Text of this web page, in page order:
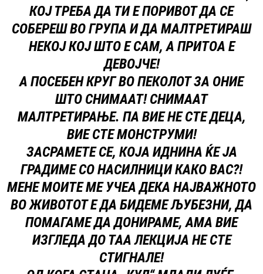
КОЈ ТРЕБА ДА ТИ Е ПОРИВОТ ДА СЕ
СОБЕРЕШ ВО ГРУПА И ДА МАЛТРЕТИРАШ
НЕКОЈ КОЈ ШТО Е САМ, А ПРИТОА Е
ДЕВОЈЧЕ!
А ПОСЕБЕН КРУГ ВО ПЕКОЛОТ ЗА ОНИЕ
ШТО СНИМААТ! СНИМААТ
МАЛТРЕТИРАЊЕ. ПА ВИЕ НЕ СТЕ ДЕЦА,
ВИЕ СТЕ МОНСТРУМИ!
ЗАСРАМЕТЕ СЕ, КОЈА ИДНИНА ЌЕ ЈА
ГРАДИМЕ СО НАСИЛНИЦИ КАКО ВАС?!
МЕНЕ МОИТЕ МЕ УЧЕА ДЕКА НАЈВАЖНОТО
ВО ЖИВОТОТ Е ДА БИДЕМЕ ЉУБЕЗНИ, ДА
ПОМАГАМЕ ДА ДОНИРАМЕ, АМА ВИЕ
ИЗГЛЕДА ДО ТАА ЛЕКЦИЈА НЕ СТЕ
СТИГНАЛЕ!